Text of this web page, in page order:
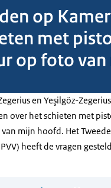
op
met
op foto van
en Yeşilgöz-
over het schieten met
mijn hoofd. Het Tweede
heeft de vragen